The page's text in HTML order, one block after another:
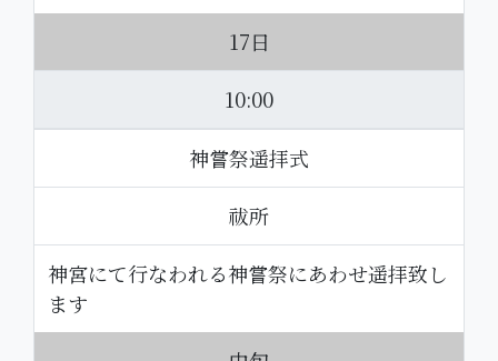
17日
10:00
神嘗祭遥拝式
祓所
神宮にて行なわれる神嘗祭にあわせ遥拝致し
ます